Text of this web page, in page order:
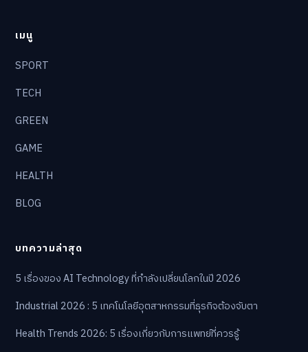
เมนู
SPORT
TECH
GREEN
GAME
HEALTH
BLOG
บทความล่าสุด
5 เรื่องของ AI Technology ที่กำลังเปลี่ยนโลกในปี 2026
Industrial 2026 : 5 เทคโนโลยีอุตสาหกรรมที่ธุรกิจต้องจับตา
Health Trends 2026: 5 เรื่องเกี่ยวกับการแพทย์ที่ควรรู้